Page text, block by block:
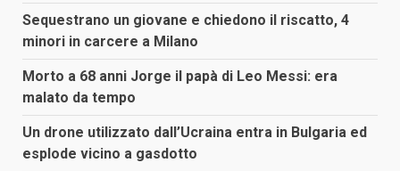
Sequestrano un giovane e chiedono il riscatto, 4
minori in carcere a Milano
Morto a 68 anni Jorge il papà di Leo Messi: era
malato da tempo
Un drone utilizzato dall’Ucraina entra in Bulgaria ed
esplode vicino a gasdotto